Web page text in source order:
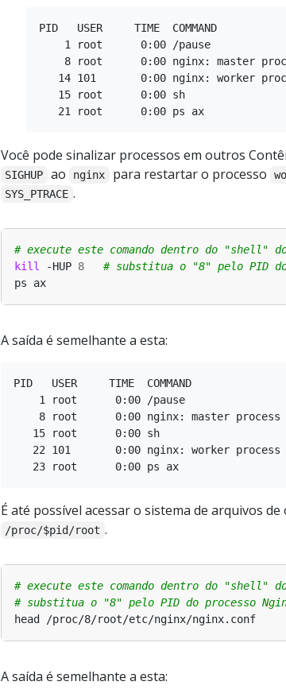
PID   USER     TIME  COMMAND
    1 root      0:00 /pause
8 root      0:00 nginx: master
14 101       0:00 nginx: worker
   15 root      0:00 sh
Você pode sinalizar processos em outros
SIGHUP ao nginx para restartar o processo
SYS_PTRACE .
# execute este comando dentro do "shell"
kill
-HUP 8
# substitua o "8" pelo PID
A saída é semelhante a esta:
PID   USER     TIME  COMMAND
    1 root      0:00 /pause
8 root      0:00 nginx: master process
   15 root      0:00 sh
   22 101       0:00 nginx: worker process
É até possível acessar o sistema de arquivos
/proc/$pid/root .
# execute este comando dentro do "shell"
# substitua o "8" pelo PID do processo
A saída é semelhante a esta: